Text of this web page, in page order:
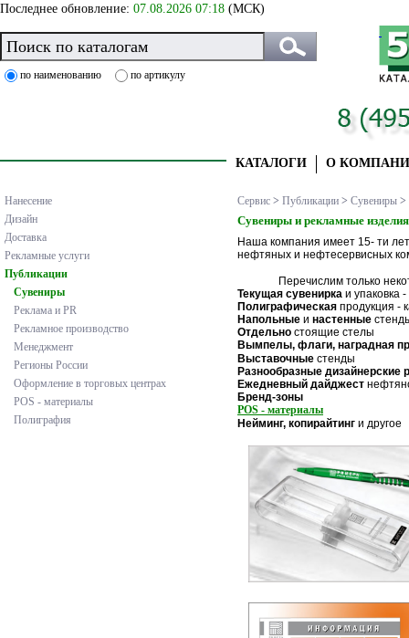
КАТАЛОГИ О
по наименованию по артикулу
Последнее обновление: 07.08.2026 07:18 (МСК)
Нанесение
Дизайн
Доставка
Рекламные услуги
Публикации
Сувениры
Реклама и PR
Рекламное производство
Менеджмент
Регионы России
Оформление в торговых центрах
POS - материалы
Полиграфия
Сервис > Публикации > Сувениры >
Сувениры и рекламные
Наша компания имеет 15- ти
нефтяных и нефтесервисных
Перечислим только
Текущая сувенирка и упаковка
Полиграфическая продукция -
Напольные и настенные
Отдельно стоящие стелы
Вымпелы, флаги, наградная
Выставочные стенды
Разнообразные дизайнерские
Ежедневный дайджест
Бренд-зоны
POS - материалы
Нейминг, копирайтинг и другое